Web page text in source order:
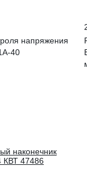
напряжения
40